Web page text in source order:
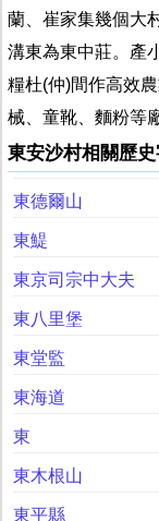
蘭、崔家集幾個大
溝東為東中莊。產
糧杜(仲)間作高效
械、童靴、麵粉等
東安沙村相關歷
東德爾山
東鯷
東京司宗中大夫
東八里堡
東堂監
東海道
東
東木根山
東平縣